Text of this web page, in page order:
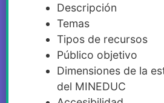
Descripción
Temas
Tipos de recursos
Público objetivo
Dimensiones de la
del MINEDUC